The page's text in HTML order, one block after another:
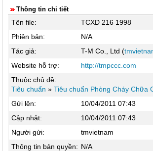
Thông tin chi tiết
Tên file:
TCXD 216 1998
Phiên bản:
N/A
Tác giả:
T-M Co., Ltd (
Website hỗ trợ:
http://tmpccc.com
Thuộc chủ đề:
Tiêu chuẩn » Tiêu chuẩn Phòng Cháy Chữa
Gửi lên:
10/04/2011 07:43
Cập nhật:
10/04/2011 07:43
Người gửi:
tmvietnam
Thông tin bản quyền: N/A